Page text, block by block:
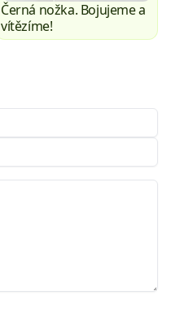
Černá nožka. Bojujeme a
vítězíme!